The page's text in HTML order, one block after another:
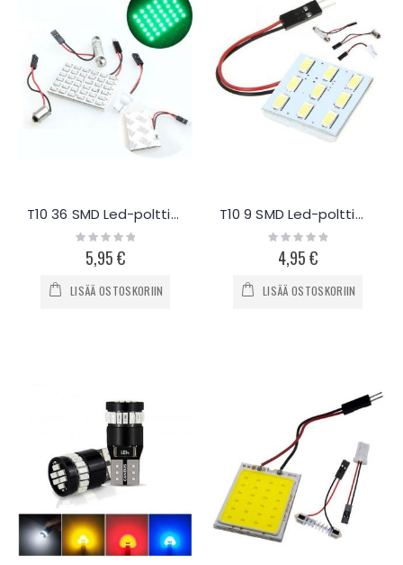
T10 36 SMD Led-polttimot + adapterit
Rating:
0%5,95 €
LISÄÄ OSTOSKORIIN
T10 9 SMD Led-polttimo + BA9S Adapteri
Rating:
0%4,95 €
LISÄÄ OSTOSKORIIN